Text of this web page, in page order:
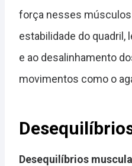
força nesses
estabilidade do quadril,
e ao desalinhamento
movimentos como o
Desequilíbrios